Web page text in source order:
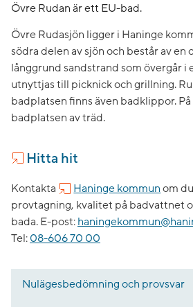
Övre Rudan är ett EU-bad.
Övre Rudasjön ligger i Haninge
södra delen av sjön och består av en
långgrund sandstrand som övergår i
utnyttjas till picknick och grillning.
badplatsen finns även badklippor.
badplatsen av träd.
Hitta hit
Kontakta Haninge kommun om
provtagning, kvalitet på badvattnet
bada. E-post:
Tel: 08-606 70 00
Nulägesbedömning och provsvar